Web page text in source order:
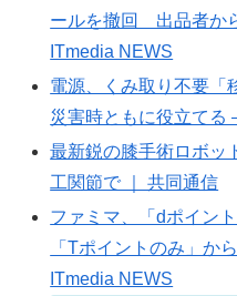
ールを撤回 出品者か
ITmedia NEWS
電源、くみ取り不要
災害時ともに役立てる
最新鋭の膝手術ロボ
工関節で ｜ 共同通信
ファミマ、「dポイン
「Tポイントのみ」か
ITmedia NEWS